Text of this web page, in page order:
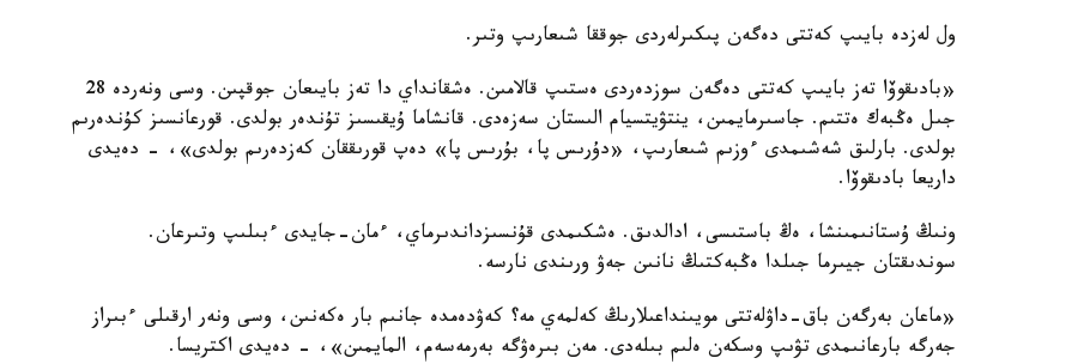
ول لەزدە بايىپ كەتتى دەگەن پىكىرلەردى جوققا شىعارىپ وتىر.
«بادىقوۆا تەز بايىپ كەتتى دەگەن سوزدەردى ەستىپ قالامىن. ەشقانداي دا تەز بايىعان جوقپىن. وسى ونەردە 28
جىل ەڭبەك ەتتىم. جاسىرمايمىن، ينتۋيتسيام الىستان سەزەدى. قانشاما ۇيقىسىز تۇندەر بولدى. قورعانسىز كۇندەرىم
بولدى. بارلىق شەشىمدى ءوزىم شىعارىپ، «دۇرىس پا، بۇرىس پا» دەپ قورىققان كەزدەرىم بولدى»، - دەيدى
داريعا بادىقوۆا.
ونىڭ ۇستانىمىنشا، ەڭ باستىسى، ادالدىق. ەشكىمدى قۇنسىزداندىرماي، ءمان-جايدى ءبىلىپ وتىرعان.
سوندىقتان جيىرما جىلدا ەڭبەكتىڭ نانىن جەۋ ورىندى نارسە.
«ماعان بەرگەن باق-داۋلەتتى مويىنداعىلارىڭ كەلمەي مە؟ كەۋدەمدە جانىم بار ەكەنىن، وسى ونەر ارقىلى ءبىراز
جەرگە بارعانىمدى تۋىپ وسكەن ەلىم بىلەدى. مەن بىرەۋگە بەرمەسەم، المايمىن»، - دەيدى اكتريسا.